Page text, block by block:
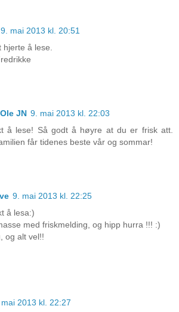
9. mai 2013 kl. 20:51
hjerte å lese.
JN 9. mai 2013 kl. 22:03
å lese! Så godt å høyre at du er frisk att.
får tidenes beste vår og sommar!
9. mai 2013 kl. 22:25
å lesa:)
med friskmelding, og hipp hurra !!! :)
og alt vel!!
2013 kl. 22:27